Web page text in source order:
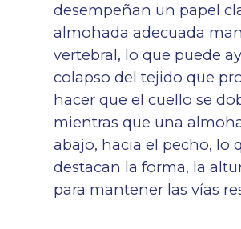
desempeñan un papel
almohada adecuada
vertebral, lo que puede
colapso del tejido que
hacer que el cuello se
mientras que una
abajo, hacia el pecho, lo
destacan la forma, la
para mantener las vías